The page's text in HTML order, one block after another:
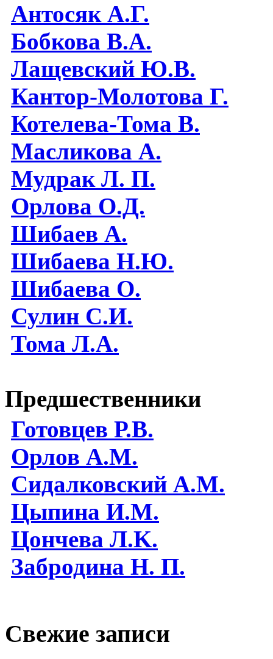
Антосяк А.Г.
Бобкова В.А.
Лащевский Ю.В.
Кантор-Молотова Г.
Котелева-Тома В.
Масликова А.
Мудрак Л. П.
Орлова О.Д.
Шибаев А.
Шибаева Н.Ю.
Шибаева O.
Сулин С.И.
Тома Л.А.
Предшественники
Готовцев Р.В.
Орлов А.М.
Сидалковский А.М.
Цыпина И.М.
Цончева Л.K.
Забродина Н. П.
Свежие записи